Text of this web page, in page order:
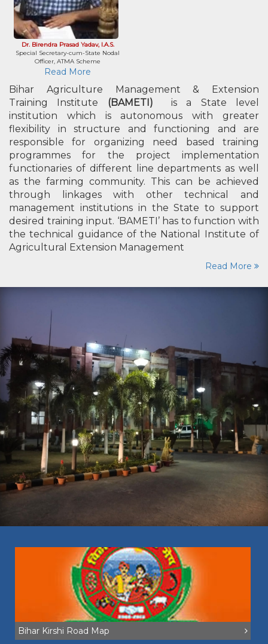
Dr. Birendra Prasad Yadav, I.A.S.
Special Secretary-cum-State Nodal
Officer, ATMA Scheme
Read More
Bihar Agriculture Management & Extension
Training Institute (BAMETI)
is a State level
institution which is autonomous with greater
flexibility in structure and functioning and are
responsible for organizing need based training
programmes for the project implementation
functionaries of different line departments as well
as the farming community. This can be achieved
through linkages with other technical and
management institutions in the State to support
desired training input. ‘BAMETI’ has to function with
the technical guidance of the National Institute of
Agricultural Extension Management
Read More
Bihar Kirshi Road Map